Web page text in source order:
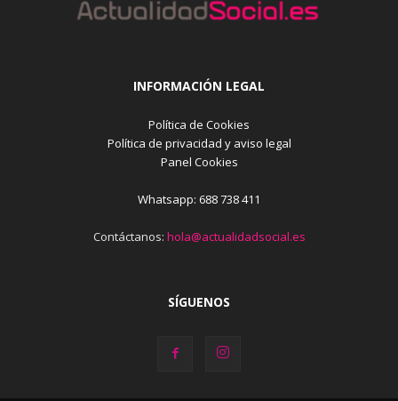
INFORMACIÓN LEGAL
Política de Cookies
Política de privacidad y aviso legal
Panel Cookies
Whatsapp: 688 738 411
Contáctanos: hola@actualidadsocial.es
SÍGUENOS